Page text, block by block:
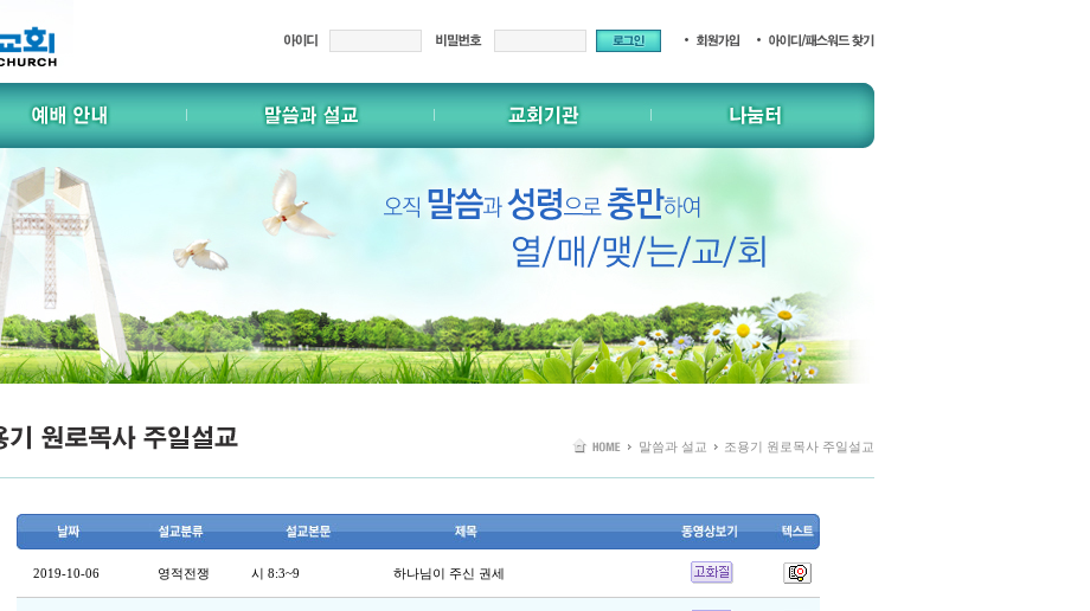
말씀과 설교 조용기 원로목사 주일설교
2019-10-06 영적전쟁 시 8:3~9 하나님이 주신 권세